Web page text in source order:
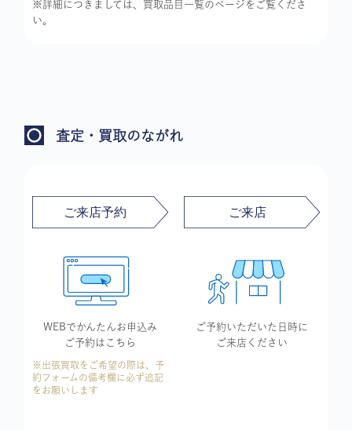
※詳細につきましては、買取品目一覧のページをご覧くださ
い。
査定・買取のながれ
WEBでかんたんお申込み
ご予約はこちら
※出張買取をご希望の際は、予
約フォームの備考欄に必ず追記
をお願いします
ご予約いただいた 日時に
ご来店ください